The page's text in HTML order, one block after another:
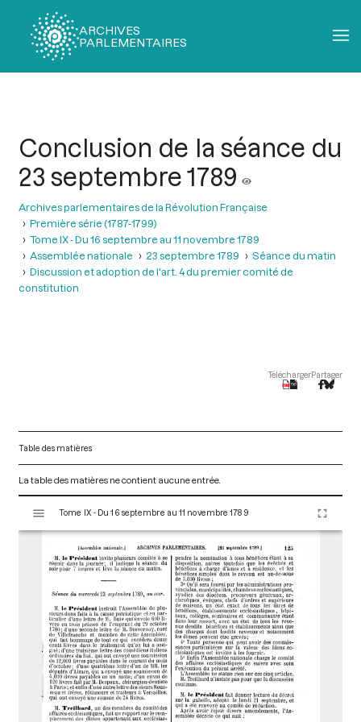
ARCHIVES
PARLEMENTAIRES
Conclusion de la séance du
23 septembre 1789
Archives parlementaires de la Révolution Française
Première série (1787-1799)
Tome IX - Du 16 septembre au 11 novembre 1789
Assemblée nationale
23 septembre 1789
Séance du matin
Discussion et adoption de l'art. 4 du premier comité de
constitution
TéléchargerPartager
Table des matières
La table des matières ne contient aucune entrée.
s
Tome IX - Du 16 septembre au 11 novembre 1789